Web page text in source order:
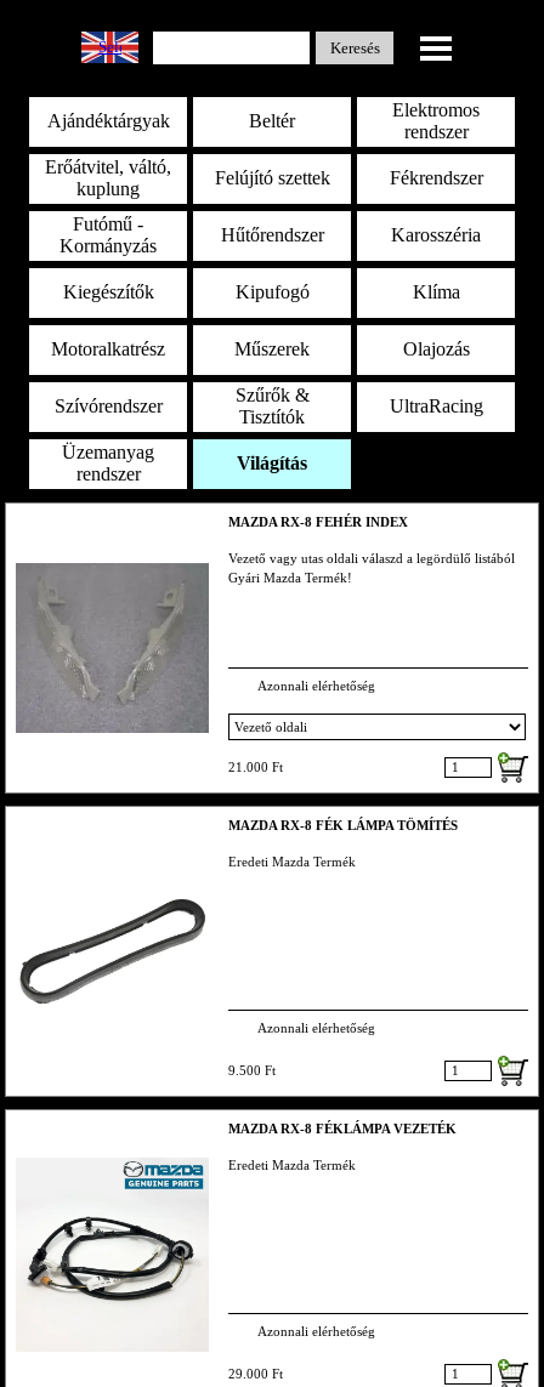
Keresés
Select Language
Ajándéktárgyak Beltér
Elektromos
rendszer
Erőátvitel, váltó,
kuplung
Felújító szettek Fékrendszer
Futómű -
Kormányzás
Hűtőrendszer Karosszéria
Kiegészítők Kipufogó Klíma
Motoralkatrész Műszerek Olajozás
Szívórendszer
Szűrők &
Tisztítók
UltraRacing
Üzemanyag
rendszer
Világítás
MAZDA RX-8 FEHÉR INDEX
Vezető vagy utas oldali válaszd a legördülő listából
Gyári Mazda Termék!
Azonnali elérhetőség
21.000 Ft
MAZDA RX-8 FÉK LÁMPA TÖMÍTÉS
Eredeti Mazda Termék
Azonnali elérhetőség
9.500 Ft
MAZDA RX-8 FÉKLÁMPA VEZETÉK
Eredeti Mazda Termék
Azonnali elérhetőség
29.000 Ft